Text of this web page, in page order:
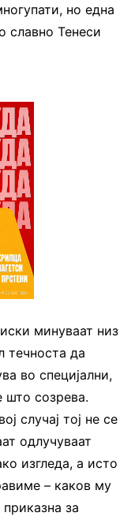
но една
славно Тенеси
минуваат низ
течноста да
во специјални,
што созрева.
случај тој не се
одлучуваат
изгледа, а исто
– каков му
за